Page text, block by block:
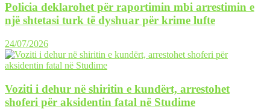
Policia deklarohet për raportimin mbi arrestimin e
një shtetasi turk të dyshuar për krime lufte
24/07/2026
Voziti i dehur në shiritin e kundërt, arrestohet
shoferi për aksidentin fatal në Studime